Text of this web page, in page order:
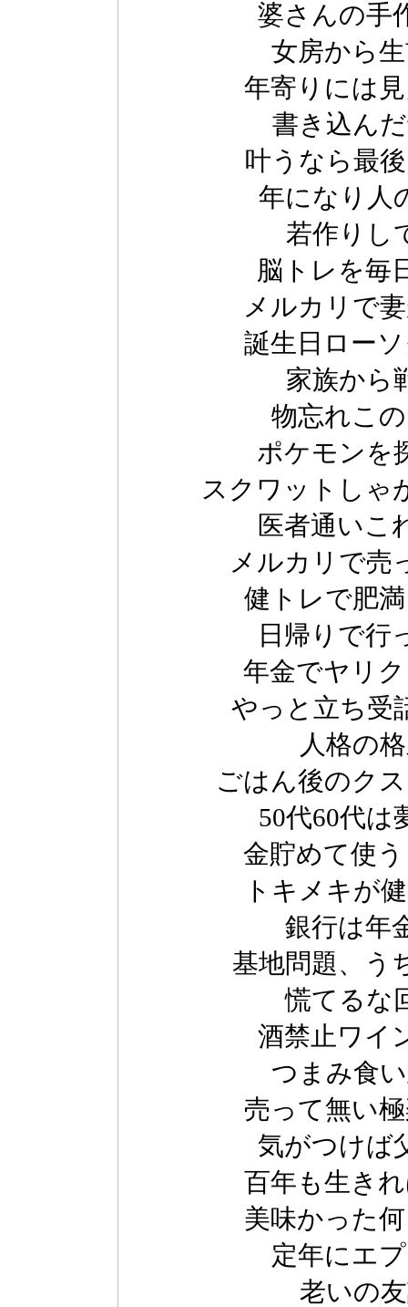
婆さんの手
女房から
年寄りには
書き込ん
叶うなら最
年になり人
若作りし
脳トレを毎
メルカリで
誕生日ロー
家族から
物忘れこ
ポケモンを
スクワットしゃ
医者通いこ
メルカリで売
健トレで肥
日帰りで行
年金でヤリ
やっと立ち受
人格の
ごはん後のク
50代60代は
金貯めて使
トキメキが
銀行は年
基地問題、う
慌てるな
酒禁止ワイ
つまみ食
売って無い
気がつけば
百年も生き
美味かった
定年にエ
老いの